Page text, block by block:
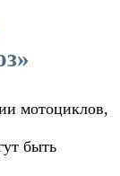
мотоциклов,
быть